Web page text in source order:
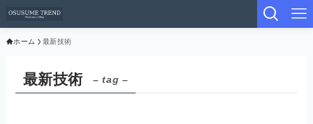
ホーム 最新技術
最新技術 – tag –